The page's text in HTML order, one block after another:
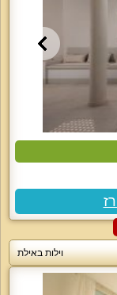
וילות באילת